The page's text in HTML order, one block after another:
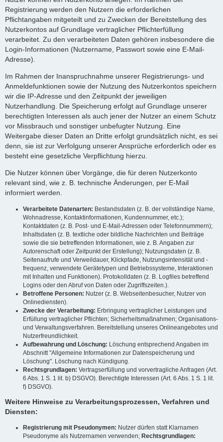
Registrierung werden den Nutzern die erforderlichen
Pflichtangaben mitgeteilt und zu Zwecken der Bereitstellung des
Nutzerkontos auf Grundlage vertraglicher Pflichterfüllung
verarbeitet. Zu den verarbeiteten Daten gehören insbesondere die
Login-Informationen (Nutzername, Passwort sowie eine E-Mail-
Adresse).
Im Rahmen der Inanspruchnahme unserer Registrierungs- und
Anmeldefunktionen sowie der Nutzung des Nutzerkontos speichern
wir die IP-Adresse und den Zeitpunkt der jeweiligen
Nutzerhandlung. Die Speicherung erfolgt auf Grundlage unserer
berechtigten Interessen als auch jener der Nutzer an einem Schutz
vor Missbrauch und sonstiger unbefugter Nutzung. Eine
Weitergabe dieser Daten an Dritte erfolgt grundsätzlich nicht, es sei
denn, sie ist zur Verfolgung unserer Ansprüche erforderlich oder es
besteht eine gesetzliche Verpflichtung hierzu.
Die Nutzer können über Vorgänge, die für deren Nutzerkonto
relevant sind, wie z. B. technische Änderungen, per E-Mail
informiert werden.
Verarbeitete Datenarten: Bestandsdaten (z. B. der vollständige Name,
Wohnadresse, Kontaktinformationen, Kundennummer, etc.);
Kontaktdaten (z. B. Post- und E-Mail-Adressen oder Telefonnummern);
Inhaltsdaten (z. B. textliche oder bildliche Nachrichten und Beiträge
sowie die sie betreffenden Informationen, wie z. B. Angaben zur
Autorenschaft oder Zeitpunkt der Erstellung); Nutzungsdaten (z. B.
Seitenaufrufe und Verweildauer, Klickpfade, Nutzungsintensität und -
frequenz, verwendete Gerätetypen und Betriebssysteme, Interaktionen
mit Inhalten und Funktionen). Protokolldaten (z. B. Logfiles betreffend
Logins oder den Abruf von Daten oder Zugriffszeiten.).
Betroffene Personen: Nutzer (z. B. Webseitenbesucher, Nutzer von
Onlinediensten).
Zwecke der Verarbeitung: Erbringung vertraglicher Leistungen und
Erfüllung vertraglicher Pflichten; Sicherheitsmaßnahmen; Organisations-
und Verwaltungsverfahren. Bereitstellung unseres Onlineangebotes und
Nutzerfreundlichkeit.
Aufbewahrung und Löschung: Löschung entsprechend Angaben im
Abschnitt "Allgemeine Informationen zur Datenspeicherung und
Löschung". Löschung nach Kündigung.
Rechtsgrundlagen: Vertragserfüllung und vorvertragliche Anfragen (Art.
6 Abs. 1 S. 1 lit. b) DSGVO). Berechtigte Interessen (Art. 6 Abs. 1 S. 1 lit.
f) DSGVO).
Weitere Hinweise zu Verarbeitungsprozessen, Verfahren und
Diensten:
Registrierung mit Pseudonymen: Nutzer dürfen statt Klarnamen
Pseudonyme als Nutzernamen verwenden; Rechtsgrundlagen: